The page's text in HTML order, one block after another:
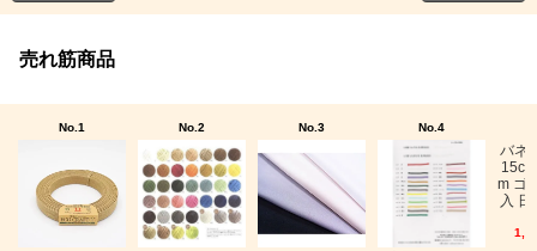
売れ筋商品
No.1 No.2 No.3 No.4
バネ
m ゴ
入